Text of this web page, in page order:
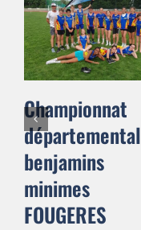
Championnat
départemental
benjamins
minimes
FOUGERES